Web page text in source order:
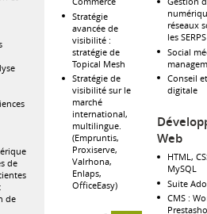
de
de
Stratégie
avancée de
visibilité :
stratégie de
Topical Mesh
Stratégie de
visibilité sur le
marché
international,
multilingue.
(Empruntis,
Proxiserve,
Valrhona,
Enlaps,
OfficeEasy)
réseaux
les SERPS
Social
Conseil
digitale
Web
HTML,
MySQL
Suite
CMS :